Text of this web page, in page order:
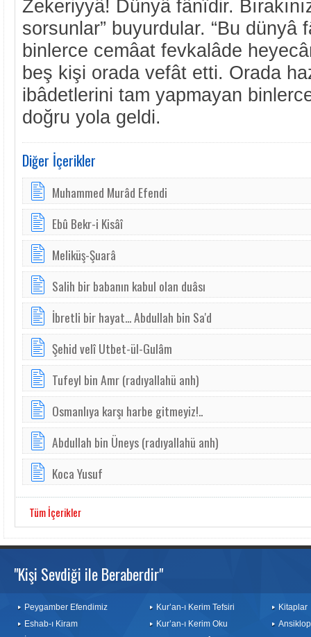
Zekeriyyâ! Dünyâ fânîdir.
sorsunlar” buyurdular. “Bu dünyâ
binlerce cemâat fevkalâde
beş kişi orada vefât etti. Orada
ibâdetlerini tam yapmayan
doğru yola geldi.
Diğer İçerikler
Muhammed Murâd Efendi
Ebû Bekr-i Kisâî
Meliküş-Şuarâ
Salih bir babanın kabul olan duâsı
İbretli bir hayat... Abdullah bin Sa'd
Şehid velî Utbet-ül-Gulâm
Tufeyl bin Amr (radıyallahü anh)
Osmanlıya karşı harbe gitmeyiz!..
Abdullah bin Üneys (radıyallahü anh)
Koca Yusuf
Tüm İçerikler
"Kişi Sevdiği ile Beraberdir"
Peygamber Efendimiz
Eshab-ı Kiram
Kur’an-ı Kerim Tefsiri
Kur’an-ı Kerim Oku
Kitaplar